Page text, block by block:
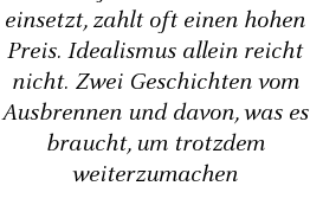
einsetzt, zahlt oft einen hohen
Preis. Idealismus allein reicht
nicht. Zwei Geschichten vom
Ausbrennen und davon, was es
braucht, um trotzdem
weiterzumachen